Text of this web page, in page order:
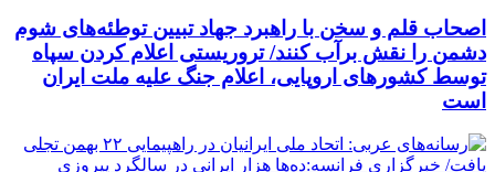
اصحاب قلم و سخن با راهبرد جهاد تبیین توطئه‌های شوم
دشمن را نقش برآب کنند/ تروریستی اعلام کردن سپاه
توسط کشورهای اروپایی، اعلام جنگ علیه ملت ایران
است